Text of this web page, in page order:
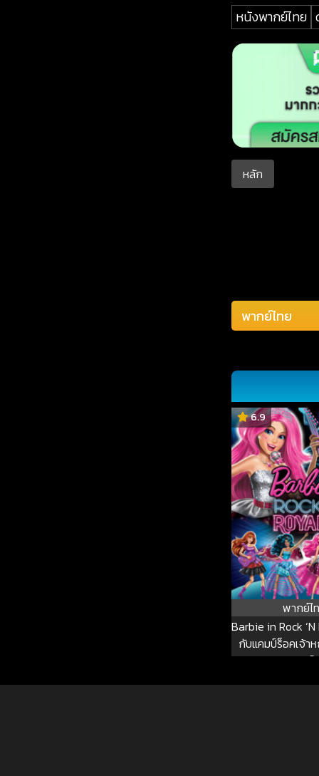
หนังพากย์ไทย
หลัก
6.9
พากย์ไ
Barbie in Rock
กับแคมป์ร็อคเจ้า
ตาร์